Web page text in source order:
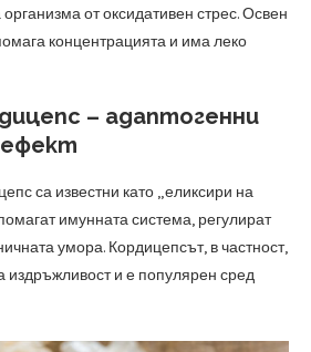
от оксидативен стрес. Освен
концентрацията и има леко
– адаптогенни
са известни като „еликсири на
имунната система, регулират
умора. Кордицепсът, в частност,
издръжливост и е популярен сред